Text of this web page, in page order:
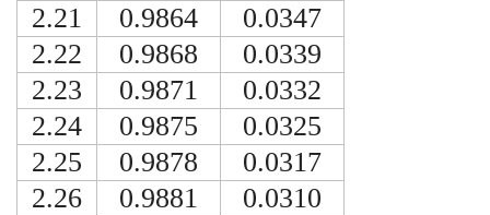
2.21
0.9864
0.0347
2.22
0.9868
0.0339
2.23
0.9871
0.0332
2.24
0.9875
0.0325
2.25
0.9878
0.0317
2.26
0.9881
0.0310